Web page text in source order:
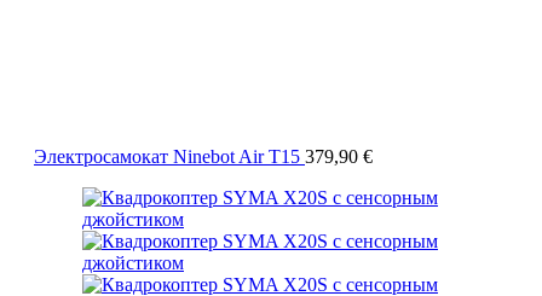
Электросамокат Ninebot Air T15 379,90 €